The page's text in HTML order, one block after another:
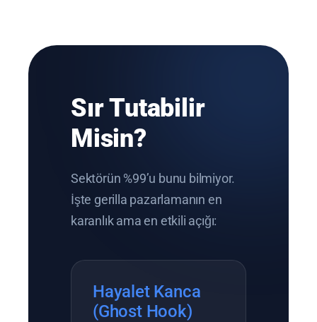
Sır Tutabilir
Misin?
Sektörün %99’u bunu bilmiyor.
İşte gerilla pazarlamanın en
karanlık ama en etkili açığı:
Hayalet Kanca
(Ghost Hook)